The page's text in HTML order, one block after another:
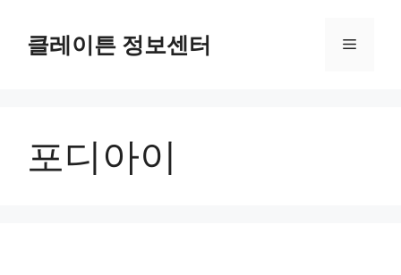
클레이튼 정보센터 메
포디아이